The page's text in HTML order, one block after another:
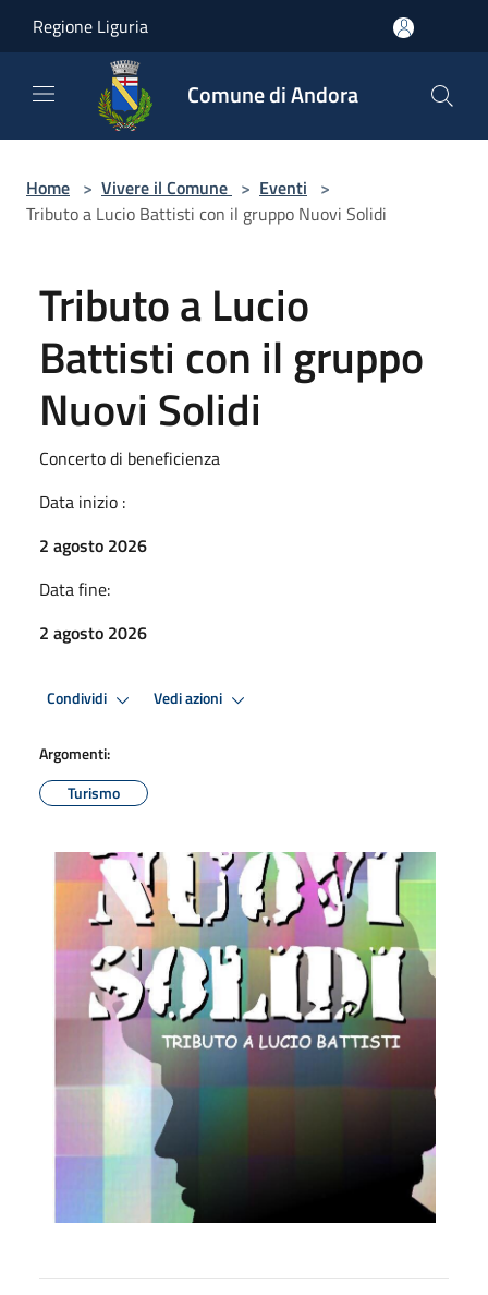
Regione Liguria
Comune di Andora
Home > Vivere il Comune > Eventi >
Tributo a Lucio Battisti con il gruppo Nuovi Solidi
Tributo a Lucio
Battisti con il gruppo
Nuovi Solidi
Concerto di beneficienza
Data inizio :
2 agosto 2026
Data fine:
2 agosto 2026
Condividi Vedi azioni
Argomenti:
Turismo